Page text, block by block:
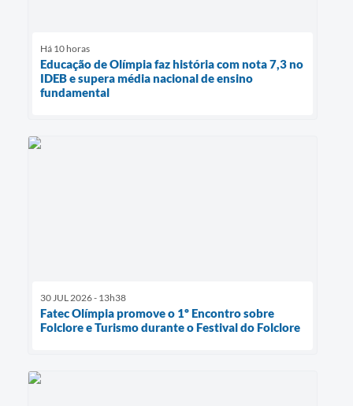
Há 10 horas
Educação de Olímpia faz história com nota 7,3 no
IDEB e supera média nacional de ensino
fundamental
30 JUL 2026 - 13h38
Fatec Olímpia promove o 1º Encontro sobre
Folclore e Turismo durante o Festival do Folclore